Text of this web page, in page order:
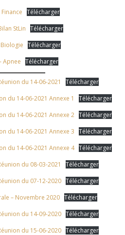
Télécharger
StLin Télécharger
Télécharger
Apnee Télécharger
du 14-06-2021
Télécharger
du 14-06-2021 Annexe 1
Télécharger
du 14-06-2021 Annexe 2 Télécharger
du 14-06-2021 Annexe 3 Télécharger
du 14-06-2021 Annexe 4 Télécharger
du 08-03-2021
Télécharger
du 07-12-2020 Télécharger
– Novembre 2020 Télécharger
du 14-09-2020 Télécharger
du 15-06-2020 Télécharger